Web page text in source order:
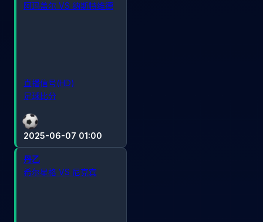
2025-06-07 01:00
阿玛盖尔 VS 纳斯特维德
直播信号(HD)
足球比分
丹乙
希尔星格 VS 尼克宾